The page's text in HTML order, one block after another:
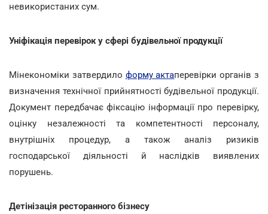
невикористаних сум.
Уніфікація перевірок у сфері будівельної продукції
Мінекономіки затвердило форму актаперевірки органів з
визначення технічної прийнятності будівельної продукції.
Документ передбачає фіксацію інформації про перевірку,
оцінку незалежності та компетентності персоналу,
внутрішніх процедур, а також аналіз ризиків
господарської діяльності й наслідків виявлених
порушень.
Детінізація ресторанного бізнесу